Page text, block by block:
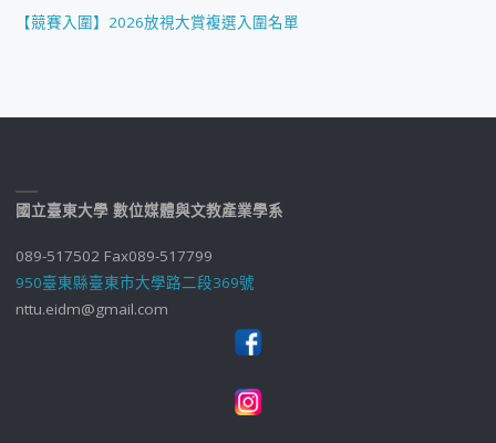
【競賽入圍】2026放視大賞複選入圍名單
國立臺東大學 數位媒體與文教產業學系
089-517502 Fax089-517799
950臺東縣臺東市大學路二段369號
nttu.eidm@gmail.com